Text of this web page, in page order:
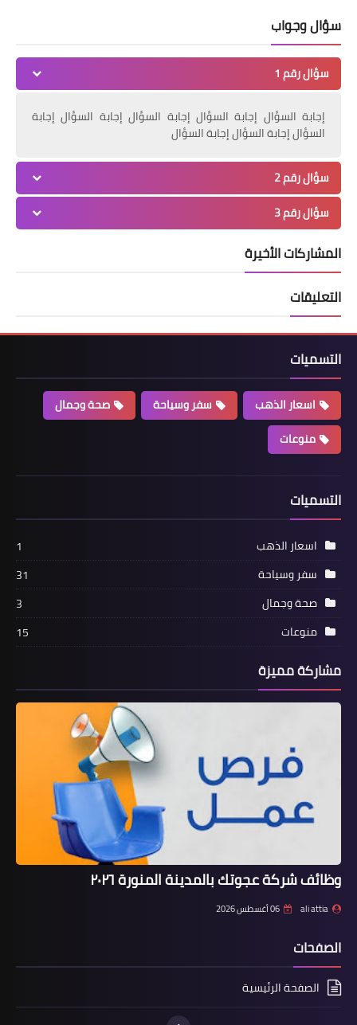
سؤال وجواب
سؤال رقم 1
إجابة السؤال إجابة السؤال إجابة السؤال إجابة السؤال إجابة
السؤال إجابة السؤال إجابة السؤال
سؤال رقم 2
سؤال رقم 3
المشاركات الأخيرة
التعليقات
التسميات
اسعار الذهب سفر وسياحة
صحة وجمال
منوعات
التسميات
اسعار الذهب
1
سفر وسياحة
31
صحة وجمال
3
منوعات
15
مشاركة مميزة
وظائف شركة عجوتك بالمدينة المنورة ٢٠٢٦
ali attia 06 أغسطس 2026
الصفحات
الصفحة الرئيسية